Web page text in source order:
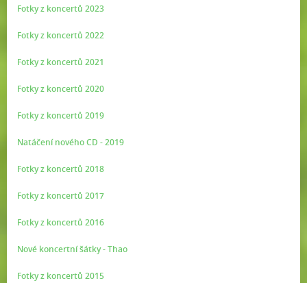
Fotky z koncertů 2023
Fotky z koncertů 2022
Fotky z koncertů 2021
Fotky z koncertů 2020
Fotky z koncertů 2019
Natáčení nového CD - 2019
Fotky z koncertů 2018
Fotky z koncertů 2017
Fotky z koncertů 2016
Nové koncertní šátky - Thao
Fotky z koncertů 2015